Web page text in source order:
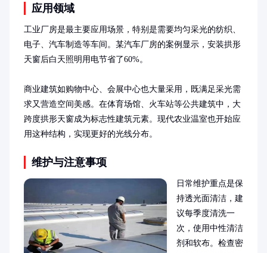
应用领域
工业厂房是最主要应用场景，特别是需要均匀采光的纺织、
电子、汽车制造等车间。某汽车厂房的案例显示，安装拱形
天窗后白天照明用电节省了60%。
商业建筑如购物中心、会展中心也大量采用，既满足采光需
求又营造空间美感。在体育场馆、火车站等公共建筑中，大
跨度拱形天窗成为标志性建筑元素。现代农业温室也开始应
用这种结构，实现更好的光线分布。
维护与注意事项
日常维护重点是保
持透光面清洁，建
议每季度清洗一
次，使用中性清洁
剂和软布。检查密